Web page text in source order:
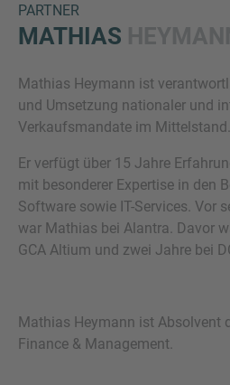
PARTNER
MATHIAS
Mathias Heymann ist
und Umsetzung nationaler und
Verkaufsmandate im Mittelstand.
Er verfügt über 15 Jahre
mit besonderer Expertise in den
Software sowie IT-Services. Vor
war Mathias bei Alantra. Davor
GCA Altium und zwei Jahre bei
Mathias Heymann ist Absolvent
Finance & Management.
Inquiry
Hiermit bestätige ich, dass